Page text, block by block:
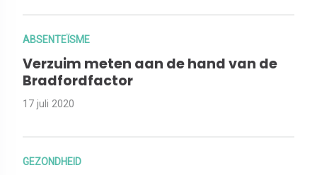
ABSENTEÏSME
Verzuim meten aan de hand van de
Bradfordfactor
17 juli 2020
GEZONDHEID